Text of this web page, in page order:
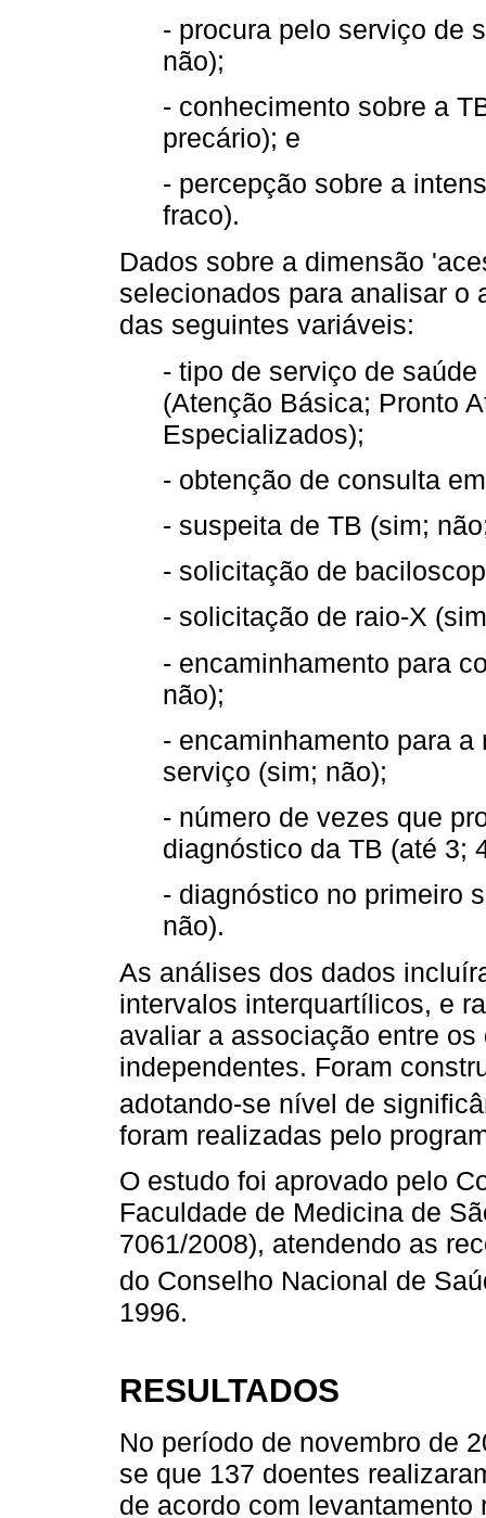
- procura pelo serviço de
não);
- conhecimento sobre a
precário); e
- percepção sobre a
fraco).
Dados sobre a dimensão
selecionados para analisar o
das seguintes variáveis:
- tipo de serviço de
(Atenção Básica; Pronto
Especializados);
- obtenção de consulta
- suspeita de TB (sim;
- solicitação de
- solicitação de raio-X
- encaminhamento para
não);
- encaminhamento para
serviço (sim; não);
- número de vezes que
diagnóstico da TB (até 3;
- diagnóstico no primeiro
não).
As análises dos dados
intervalos interquartílicos, e
avaliar a associação entre
independentes. Foram
adotando-se nível de
foram realizadas pelo
O estudo foi aprovado pelo
Faculdade de Medicina de
7061/2008), atendendo as
do Conselho Nacional de
1996.
RESULTADOS
No período de novembro de
se que 137 doentes
de acordo com